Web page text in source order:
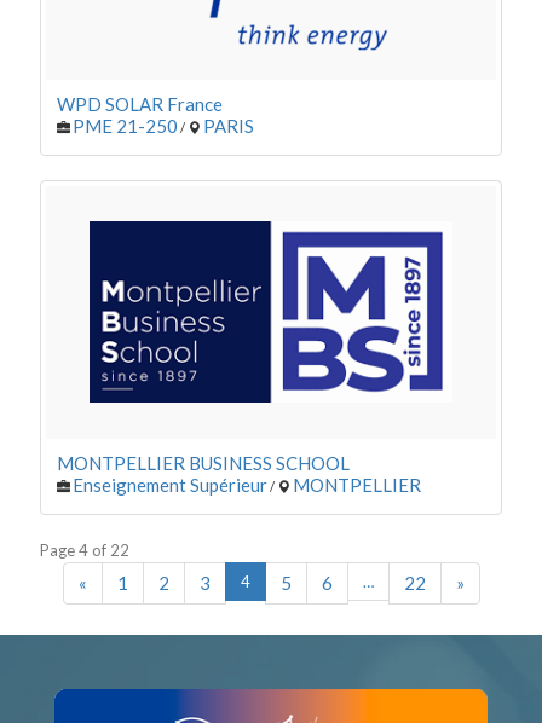
WPD SOLAR France
PME 21-250 / PARIS
MONTPELLIER BUSINESS SCHOOL
Enseignement Supérieur/ MONTPELLIER
Page 4 of 22
« 1 2 3 4 5 6 … 22 »